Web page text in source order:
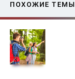
ПОХОЖИЕ ТЕМЫ